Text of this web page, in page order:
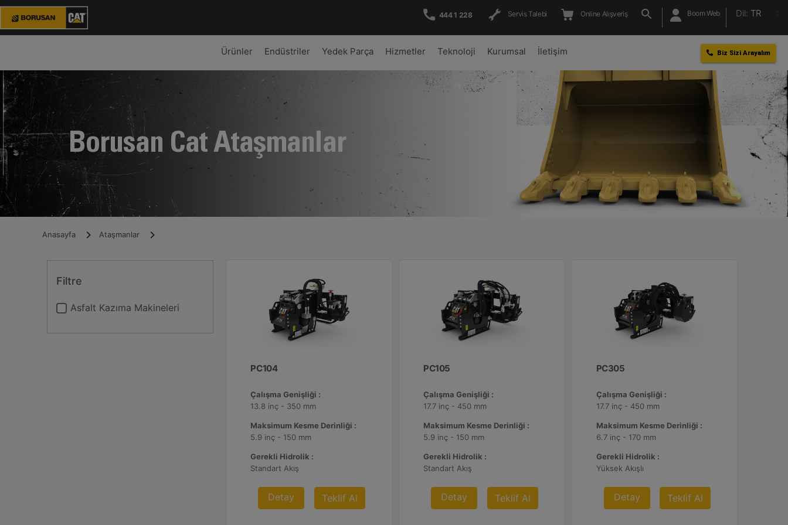
444 1 228 Servis Talebi Online Alışveriş Boom Web Dil: TR
Ürünler Endüstriler Yedek Parça Hizmetler Teknoloji Kurumsal İletişim Biz Sizi Arayalım
Borusan Cat Ataşmanlar
Anasayfa Ataşmanlar
Filtre
Asfalt Kazıma Makineleri
PC104
Çalışma Genişliği :
13.8 inç - 350 mm
Maksimum Kesme Derinliği :
5.9 inç - 150 mm
Gerekli Hidrolik :
Standart Akış
Detay Teklif Al
PC105
Çalışma Genişliği :
17.7 inç - 450 mm
Maksimum Kesme Derinliği :
5.9 inç - 150 mm
Gerekli Hidrolik :
Standart Akış
Detay Teklif Al
PC305
Çalışma Genişliği :
17.7 inç - 450 mm
Maksimum Kesme Derinliği :
6.7 inç - 170 mm
Gerekli Hidrolik :
Yüksek Akışlı
Detay Teklif Al